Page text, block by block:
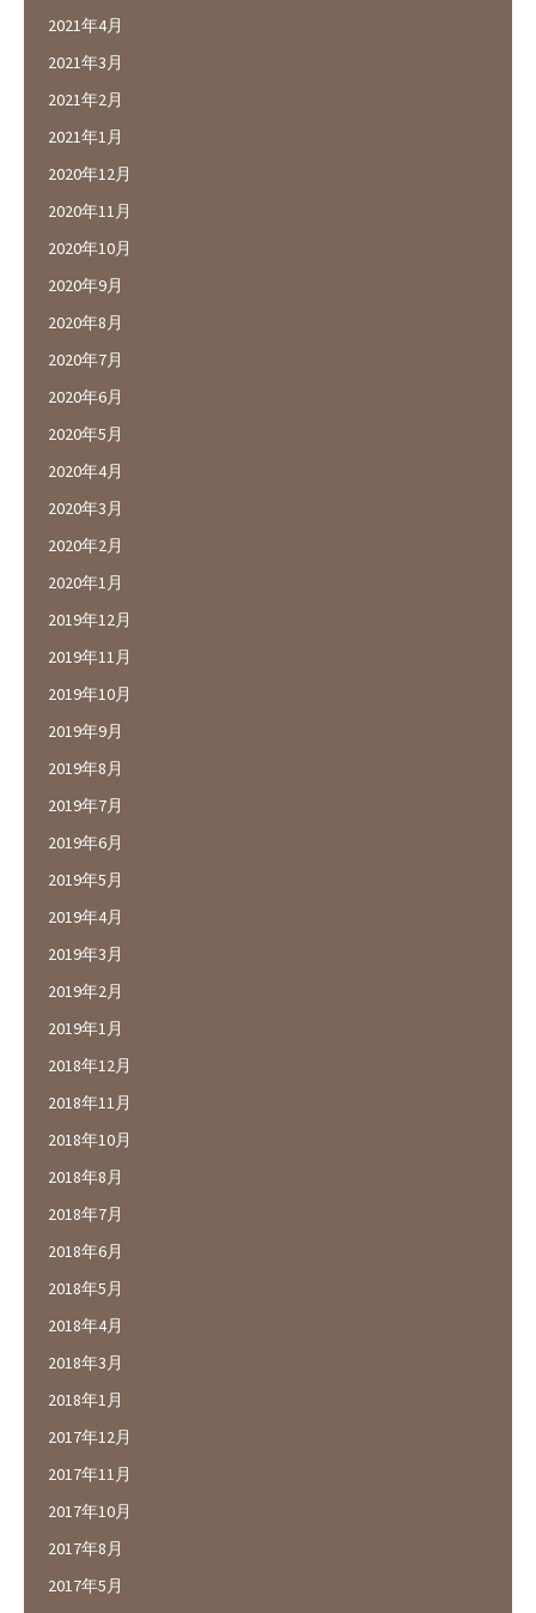
2021年4月
2021年3月
2021年2月
2021年1月
2020年12月
2020年11月
2020年10月
2020年9月
2020年8月
2020年7月
2020年6月
2020年5月
2020年4月
2020年3月
2020年2月
2020年1月
2019年12月
2019年11月
2019年10月
2019年9月
2019年8月
2019年7月
2019年6月
2019年5月
2019年4月
2019年3月
2019年2月
2019年1月
2018年12月
2018年11月
2018年10月
2018年8月
2018年7月
2018年6月
2018年5月
2018年4月
2018年3月
2018年1月
2017年12月
2017年11月
2017年10月
2017年8月
2017年5月